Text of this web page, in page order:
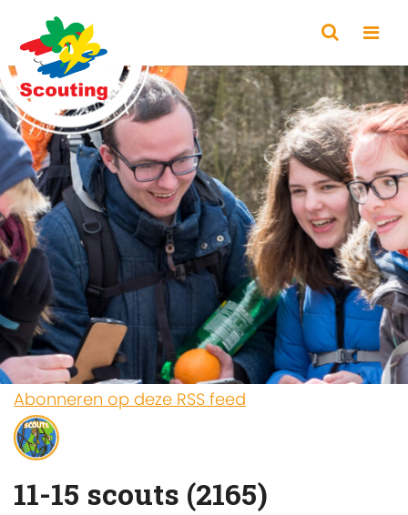
Abonneren op deze RSS feed
11-15 scouts (2165)